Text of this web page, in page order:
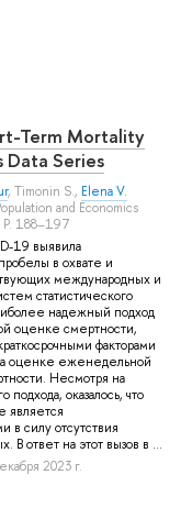
Term Mortality
Data Series
,Timonin S., Elena V.
and Economics
P. 188–197
19 выявила
в охвате и
международных и
статистического
надежный подход
оценке смертности,
факторами
оценке еженедельной
Несмотря на
подхода, оказалось, что
является
в силу отсутствия
В ответ на этот вызов в ...
2023 г.